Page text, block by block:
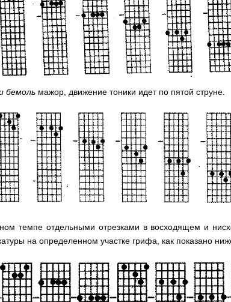
бемоль мажор, движение тоники идет по пятой струне.
темпе отдельными отрезками в восходящем и
на определенном участке грифа, как показано